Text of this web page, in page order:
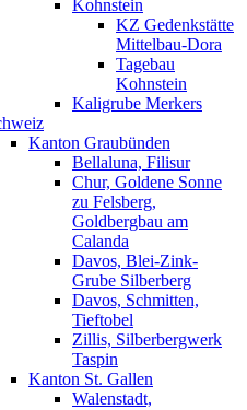
Kohnstein
KZ Gedenkstätte
Mittelbau-Dora
Tagebau
Kohnstein
Kaligrube Merkers
Kanton Graubünden
Bellaluna, Filisur
Chur, Goldene Sonne
zu Felsberg,
Goldbergbau am
Calanda
Davos, Blei-Zink-
Grube Silberberg
Davos, Schmitten,
Tieftobel
Zillis, Silberbergwerk
Taspin
Kanton St. Gallen
Walenstadt,